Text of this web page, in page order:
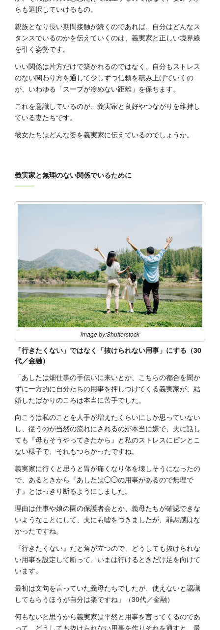
らも選択していけるもの。
親族となり長い期間接触が続くのであれば、自分はどんなス
タンスでいるのかを伝えていくのは、義実家と正しい境界線
を引く姿勢です。
いい関係は片方だけで築かれるのではなく、自分もストレス
のない関わり方を通して少しずつ信頼を積み上げていくの
が、いわゆる「スープが冷めない距離」を保ちます。
これを意識しているのが、義実家と良好やつながりを維持し
ている妻たちです。
彼女たちはどんな姿を義実家に伝えているのでしょうか。
義実家と無理のない関係でいるために
image by:Shutterstock
「行きたくない」ではなく「抜けられない用事」にする（30
代／金融）
「あしたは畑仕事の手伝いに来いとか、こちらの都合を聞か
ずに一方的に自分たちの用事を押しつけてくる義実家が、結
婚したばかりのころは本当に苦手でした。
向こうは私のことを人手が増えたくらいにしか思っていない
し、従うのが当然の流れにされるのが本当に嫌で、夫に話し
ても『母もそうやってきたから』と私のストレスにピンとこ
ない様子で、それもつらかったですね。
義実家に行くと思うと胃が痛くなり体を壊しそうになったの
で、あるときから『あしたは◯◯の用事があるので無理で
す』とはっきり断るようにしました。
理由は仕事や娘の園の保護者会とか、義母たちが確認できな
いようなことにして、夫にも嘘をつきましたが、罪悪感はな
かったですね。
『行きたくない』だと角が立つので、どうしても抜けられな
い用事を設定して断って、いまは行けるときだけ足を向けて
います。
最初は文句を言っていた義母たちでしたが、使えないと認識
してもらうほうが自分は楽ですね」（30代／金融）
何もないと思うから義実家は平然と用事を言ってくるのであ
って、どうしても抜けられない用事を作りそれを通すと、最